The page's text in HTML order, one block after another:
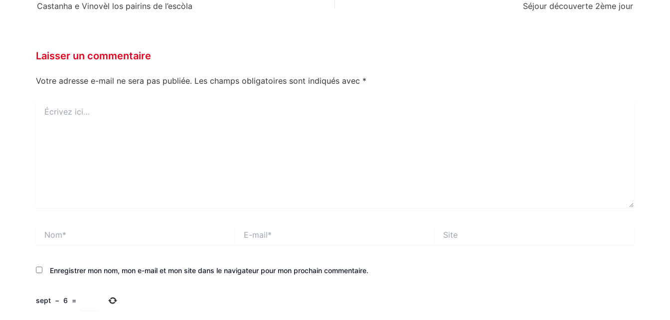
Castanha e Vinovèl los pairins de l’escòla Séjour découverte 2ème jour
Laisser un commentaire
Votre adresse e-mail ne sera pas publiée. Les champs obligatoires sont indiqués avec *
ici…
mail*
Enregistrer mon nom, mon e-mail et mon site dans le navigateur pour mon prochain commentaire.
sept − 6 =